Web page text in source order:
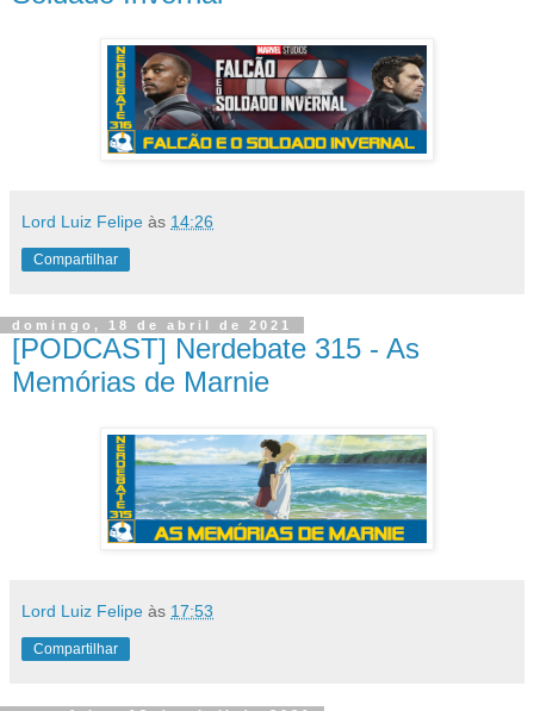
Lord Luiz Felipe às 14:26
Compartilhar
domingo, 18 de abril de 2021
[PODCAST] Nerdebate 315 - As
Memórias de Marnie
Lord Luiz Felipe às 17:53
Compartilhar